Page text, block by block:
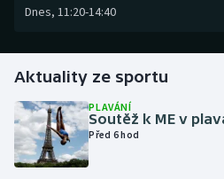
Futsal
Gymnastika
Házená
Dnes, 11:20-14:40
Aktuality ze sportu
PLAVÁNÍ
Soutěž k ME v
Před 6 hod